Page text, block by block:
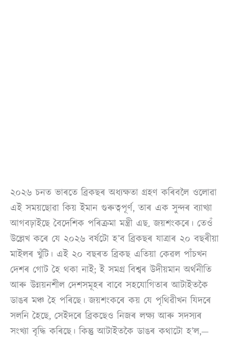
২০২৬ চনত ভাৰতে ব্ৰিকছৰ অধ্যক্ষতা গ্ৰহণ কৰিবলৈ ওলোৱা
এই সময়ছোৱা কিয় ইমান গুৰুত্বপূৰ্ণ, তাৰ এক সুন্দৰ ব্যাখ্যা
আগবঢ়াইছে বৈদেশিক পৰিক্ৰমা মন্ত্ৰী এছ. জয়শংকৰে। তেওঁ
উল্লেখ কৰে যে ২০২৬ বৰ্ষটো হ’ব ব্ৰিকছৰ যাত্ৰাৰ ২০ বছৰীয়া
মাইলৰ খুঁটি। এই ২০ বছৰত ব্ৰিকছ এতিয়া কেৱল পাঁচখন
দেশৰ গোট হৈ থকা নাই; ই সমগ্ৰ বিশ্বৰ উদীয়মান অৰ্থনীতি
আৰু উন্নয়নশীল দেশসমূহৰ বাবে সহযোগিতাৰ আটাইতকৈ
ডাঙৰ মঞ্চ হৈ পৰিছে। জয়শংকৰে কয় যে পৃথিৱীখন যিদৰে
সলনি হৈছে, সেইদৰে ব্ৰিকছেও নিজৰ লক্ষ্য আৰু সদস্যৰ
সংখ্যা বৃদ্ধি কৰিছে। কিন্তু আটাইতকৈ ডাঙৰ কথাটো হ’ল,—